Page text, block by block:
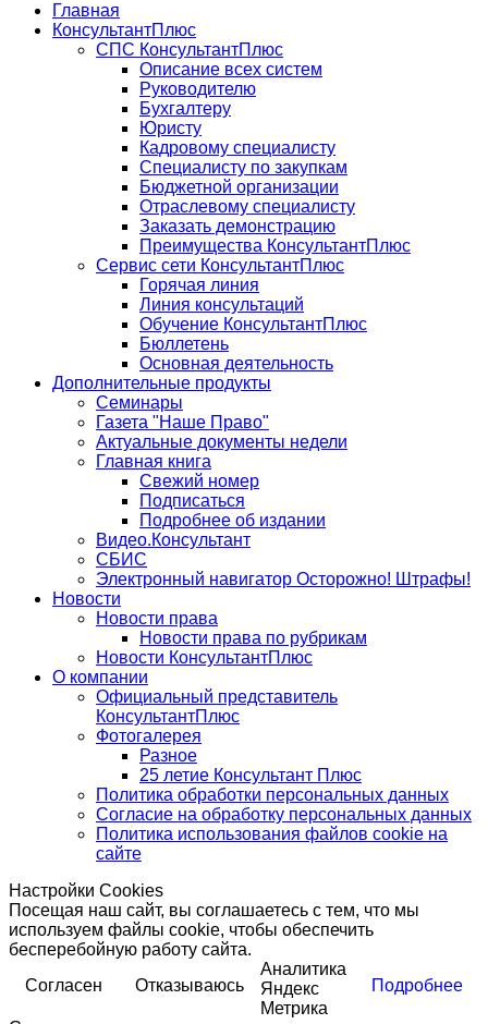
Главная
КонсультантПлюс
СПС КонсультантПлюс
Описание всех систем
Руководителю
Бухгалтеру
Юристу
Кадровому специалисту
Специалисту по закупкам
Бюджетной организации
Отраслевому специалисту
Заказать демонстрацию
Преимущества КонсультантПлюс
Сервис сети КонсультантПлюс
Горячая линия
Линия консультаций
Обучение КонсультантПлюс
Бюллетень
Основная деятельность
Дополнительные продукты
Семинары
Газета "Наше Право"
Актуальные документы недели
Главная книга
Свежий номер
Подписаться
Подробнее об издании
Видео.Консультант
СБИС
Электронный навигатор Осторожно! Штрафы!
Новости
Новости права
Новости права по рубрикам
Новости КонсультантПлюс
О компании
Официальный представитель
КонсультантПлюс
Фотогалерея
Разное
25 летие Консультант Плюс
Политика обработки персональных данных
Согласие на обработку персональных данных
Политика использования файлов cookie на
сайте
Настройки Cookies
Посещая наш сайт, вы соглашаетесь с тем, что мы
используем файлы cookie, чтобы обеспечить
бесперебойную работу сайта.
Согласен
Отказываюсь Подробнее
Аналитика
Яндекс
Метрика